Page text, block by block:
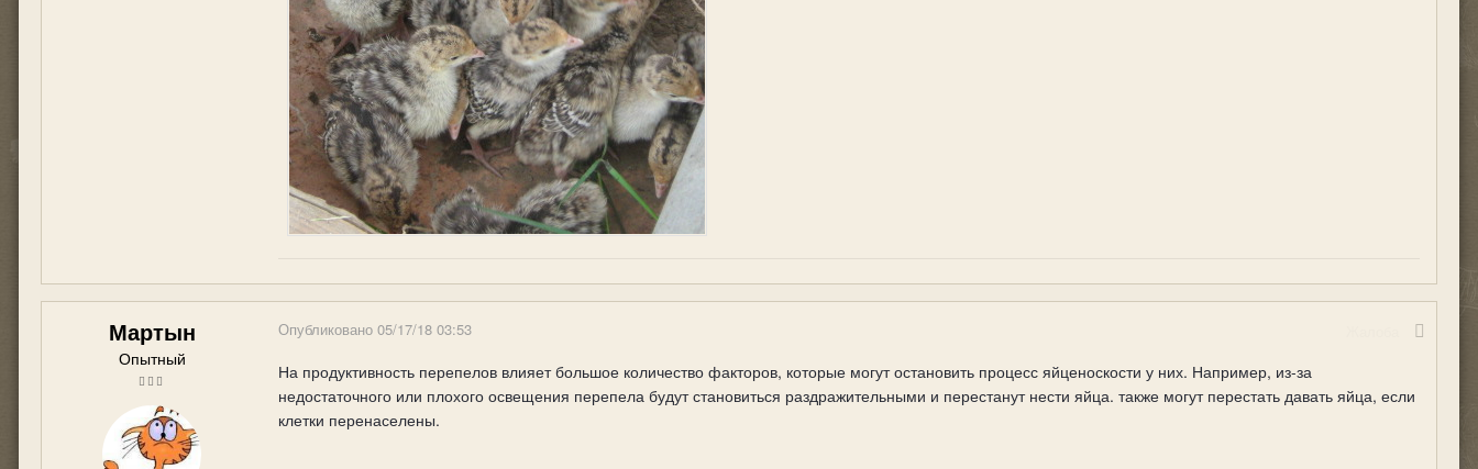
Мартын
Опытный
Опубликовано 05/17/18 03:53
На продуктивность перепелов влияет большое количество факторов, которые могут остановить процесс яйценоскости у них. Например, из-за
недостаточного или плохого освещения перепела будут становиться раздражительными и перестанут нести яйца. также могут перестать давать яйца, если
клетки перенаселены.